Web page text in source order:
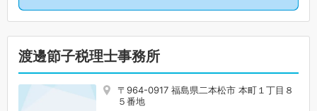
渡邊節子税理士事務所
〒964-0917 福島県二本松市 本町１丁目８
５番地